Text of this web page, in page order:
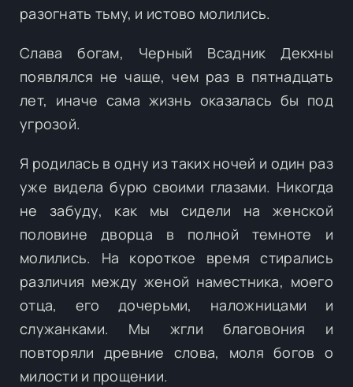
разогнать тьму, и истово молились.
Слава богам, Черный Всадник Декхны
появлялся не чаще, чем раз в пятнадцать
лет, иначе сама жизнь оказалась бы под
угрозой.
Я родилась в одну из таких ночей и один раз
уже видела бурю своими глазами. Никогда
не забуду, как мы сидели на женской
половине дворца в полной темноте и
молились. На короткое время стирались
различия между женой наместника, моего
отца, его дочерьми, наложницами и
служанками. Мы жгли благовония и
повторяли древние слова, моля богов о
милости и прощении.